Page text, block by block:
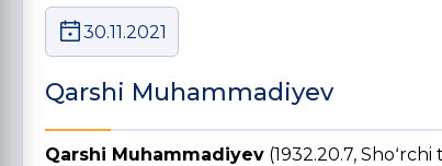
30.11.2021
Qarshi Muhammadiyev
Qarshi Muhammadiyev (1932.20.7,